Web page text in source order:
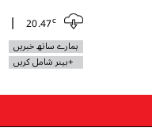
20.47c
ہمارے ساتھ خبریں
+بینر شامل کریں